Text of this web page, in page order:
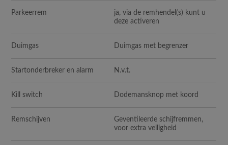
Parkeerrem
ja, via de remhendel(s) kunt u
deze activeren
Duimgas Duimgas met begrenzer
Startonderbreker en alarm N.v.t.
Kill switch Dodemansknop met koord
Remschijven
Geventileerde schijfremmen,
voor extra veiligheid